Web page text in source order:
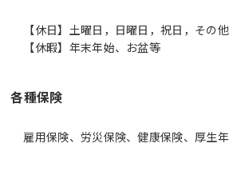
【休日】土曜日，日曜日，祝日，その他
【休暇】年末年始、お盆等
各種保険
雇用保険、労災保険、健康保険、厚生